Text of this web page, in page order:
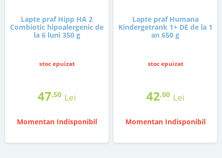
Lapte praf Hipp HA 2
Combiotic hipoalergenic de
la 6 luni 350 g
stoc epuizat
47,50 Lei
Momentan Indisponibil
Lapte praf Humana
Kindergetrank 1+ DE de la 1
an 650 g
stoc epuizat
42,00 Lei
Momentan Indisponibil